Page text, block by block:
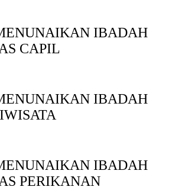
IBADAH
CAPIL
IBADAH
IBADAH
PERIKANAN